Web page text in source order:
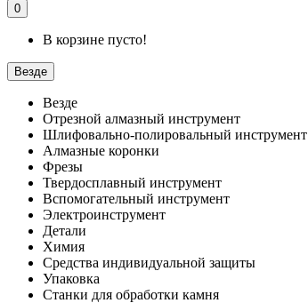
0
В корзине пусто!
Везде
Везде
Отрезной алмазный инструмент
Шлифовально-полировальный инструмент
Алмазные коронки
Фрезы
Твердосплавный инструмент
Вспомогательный инструмент
Электроинструмент
Детали
Химия
Средства индивидуальной защиты
Упаковка
Станки для обработки камня